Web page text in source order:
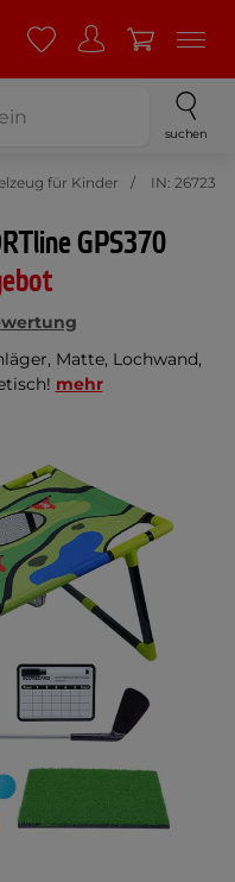
suchen
für Kinder IN: 26723
GPS370
Matte, Lochwand,
mehr